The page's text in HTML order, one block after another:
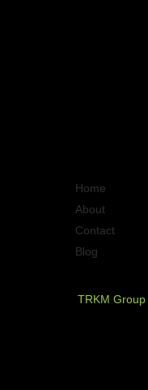
Home
About
Contact
Blog
TRKM Group